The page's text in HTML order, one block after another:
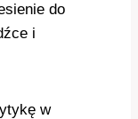
do
i
w